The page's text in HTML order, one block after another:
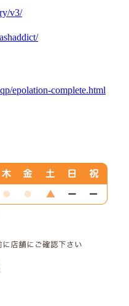
v3/
epolation-complete.html